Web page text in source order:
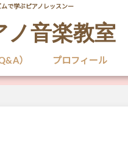
で学ぶピアノレッスンー
ノ音楽教室
） プロフィール